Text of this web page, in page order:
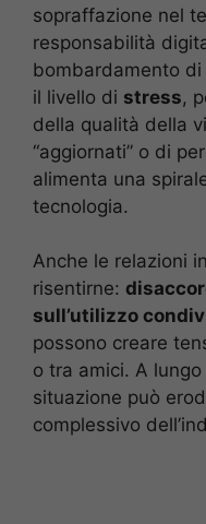
sopraffazione nel
responsabilità
bombardamento
il livello di stress,
della qualità della
“aggiornati” o di
alimenta una
tecnologia.
Anche le relazioni
risentirne:
sull’utilizzo
possono creare
o tra amici. A
situazione può
complessivo